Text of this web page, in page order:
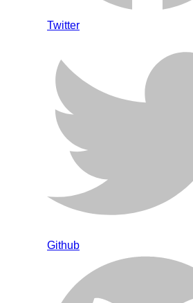
Twitter
Github